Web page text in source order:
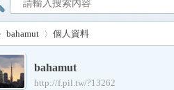
bahamut 個人資料
bahamut
http://f.pil.tw/?13262